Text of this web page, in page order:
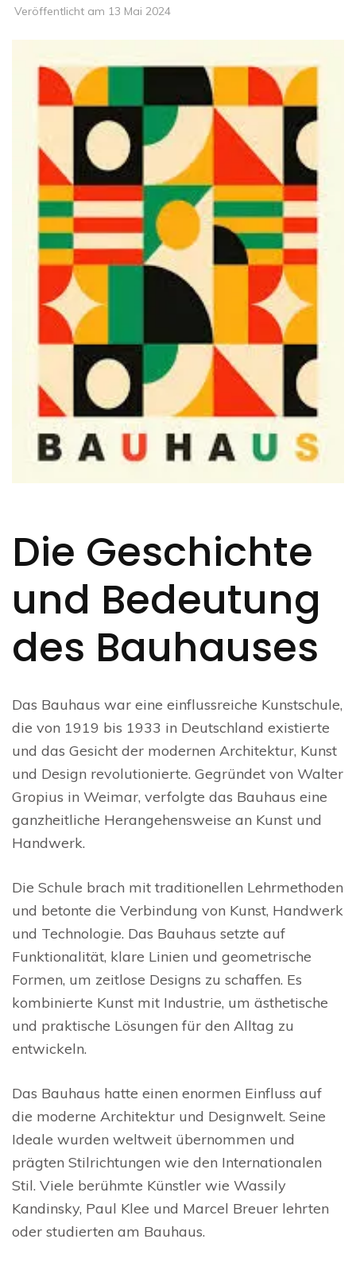
Veröffentlicht am 13 Mai 2024
Die Geschichte
und Bedeutung
des Bauhauses
Das Bauhaus war eine einflussreiche Kunstschule,
die von 1919 bis 1933 in Deutschland existierte
und das Gesicht der modernen Architektur, Kunst
und Design revolutionierte. Gegründet von Walter
Gropius in Weimar, verfolgte das Bauhaus eine
ganzheitliche Herangehensweise an Kunst und
Handwerk.
Die Schule brach mit traditionellen Lehrmethoden
und betonte die Verbindung von Kunst, Handwerk
und Technologie. Das Bauhaus setzte auf
Funktionalität, klare Linien und geometrische
Formen, um zeitlose Designs zu schaffen. Es
kombinierte Kunst mit Industrie, um ästhetische
und praktische Lösungen für den Alltag zu
entwickeln.
Das Bauhaus hatte einen enormen Einfluss auf
die moderne Architektur und Designwelt. Seine
Ideale wurden weltweit übernommen und
prägten Stilrichtungen wie den Internationalen
Stil. Viele berühmte Künstler wie Wassily
Kandinsky, Paul Klee und Marcel Breuer lehrten
oder studierten am Bauhaus.